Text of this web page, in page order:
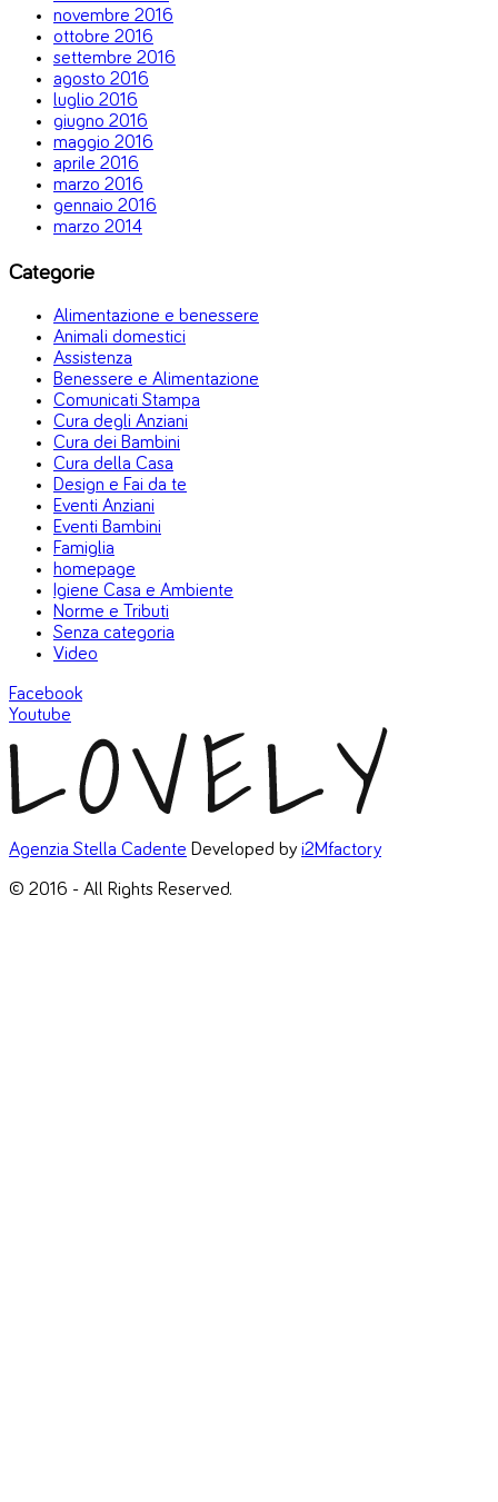
novembre 2016
ottobre 2016
settembre 2016
agosto 2016
luglio 2016
giugno 2016
maggio 2016
aprile 2016
marzo 2016
gennaio 2016
marzo 2014
Categorie
Alimentazione e benessere
Animali domestici
Assistenza
Benessere e Alimentazione
Comunicati Stampa
Cura degli Anziani
Cura dei Bambini
Cura della Casa
Design e Fai da te
Eventi Anziani
Eventi Bambini
Famiglia
homepage
Igiene Casa e Ambiente
Norme e Tributi
Senza categoria
Video
Facebook
Youtube
Agenzia Stella Cadente Developed by i2Mfactory
© 2016 - All Rights Reserved.